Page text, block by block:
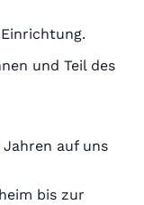
und Teil des
auf uns
bis zur